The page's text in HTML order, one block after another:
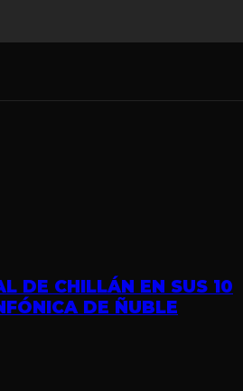
DE CHILLÁN EN SUS 10
DE ÑUBLE